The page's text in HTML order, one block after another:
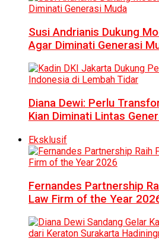
Susi Andrianis Dukung
Agar Diminati Generasi
Diana Dewi: Perlu
Kian Diminati Lintas
Eksklusif
Fernandes Partnership
Law Firm of the Year